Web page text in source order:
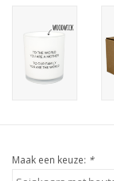
Maak een keuze: *